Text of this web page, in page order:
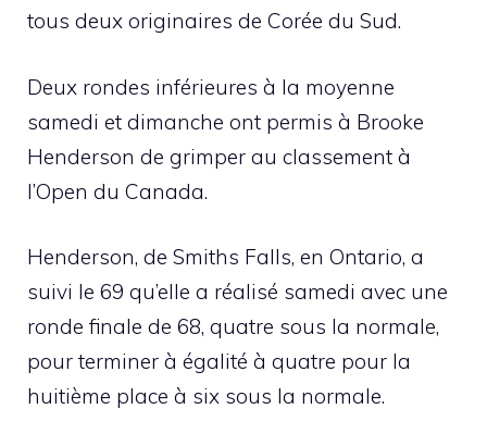
tous deux originaires de Corée du Sud.
Deux rondes inférieures à la moyenne
samedi et dimanche ont permis à Brooke
Henderson de grimper au classement à
l’Open du Canada.
Henderson, de Smiths Falls, en Ontario, a
suivi le 69 qu’elle a réalisé samedi avec une
ronde finale de 68, quatre sous la normale,
pour terminer à égalité à quatre pour la
huitième place à six sous la normale.